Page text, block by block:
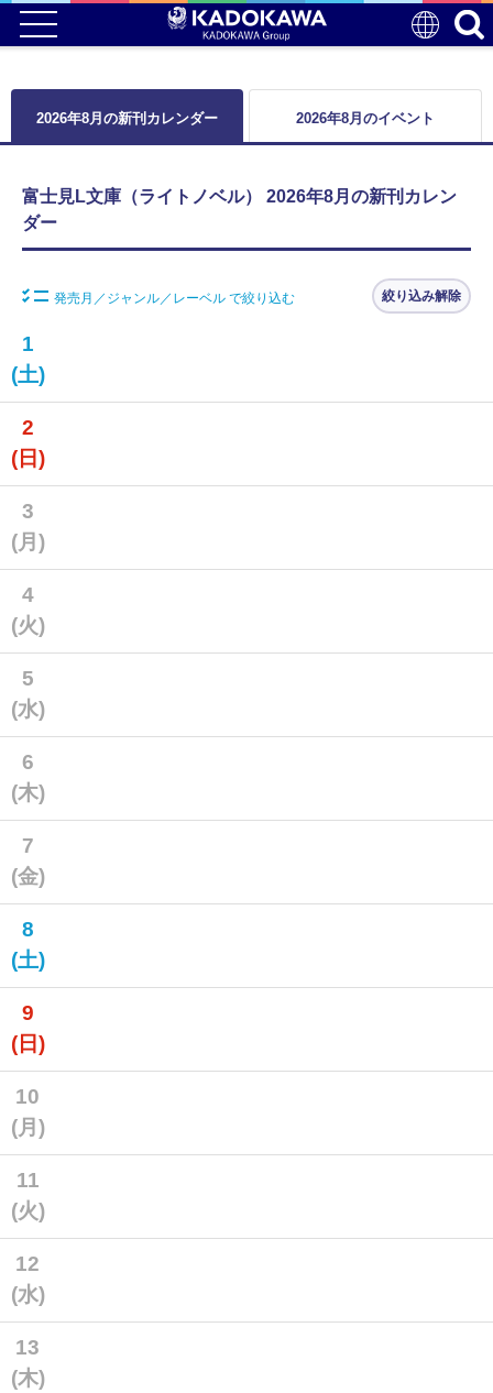
2026年8月の新刊カレンダー 2026年8月のイベント
富士見L文庫（ライトノベル） 2026年8月の新刊カレン
ダー
発売月／ジャンル／レーベル で絞り込む 絞り込み解除
1
(土)
2
(日)
3
(月)
4
(火)
5
(水)
6
(木)
7
(金)
8
(土)
9
(日)
10
(月)
11
(火)
12
(水)
13
(木)